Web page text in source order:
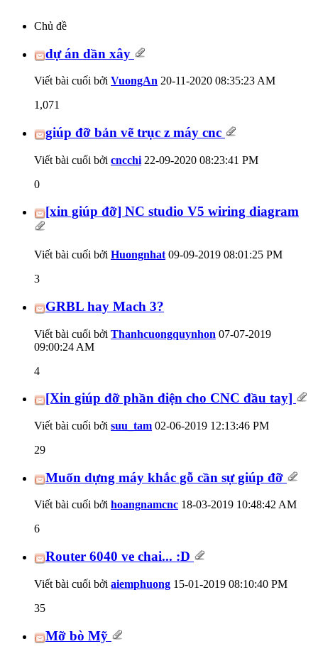
Chủ đề
dự án dần xây
Viết bài cuối bởi VuongAn 20-11-2020 08:35:23 AM
1,071
giúp đỡ bản vẽ trục z máy cnc
Viết bài cuối bởi cncchi 22-09-2020 08:23:41 PM
0
[xin giúp đỡ] NC studio V5 wiring diagram
Viết bài cuối bởi Huongnhat 09-09-2019 08:01:25 PM
3
GRBL hay Mach 3?
Viết bài cuối bởi Thanhcuongquynhon 07-07-2019
09:00:24 AM
4
[Xin giúp đỡ phần điện cho CNC đầu tay]
Viết bài cuối bởi suu_tam 02-06-2019 12:13:46 PM
29
Muốn dựng máy khắc gỗ cần sự giúp đỡ
Viết bài cuối bởi hoangnamcnc 18-03-2019 10:48:42 AM
6
Router 6040 ve chai... :D
Viết bài cuối bởi aiemphuong 15-01-2019 08:10:40 PM
35
Mỡ bò Mỹ